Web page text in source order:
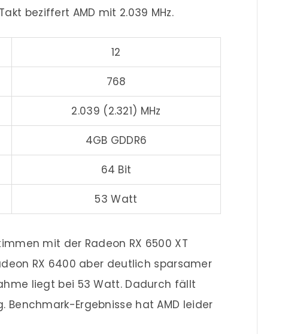
beziffert AMD mit 2.039 MHz.
12
768
2.039 (2.321) MHz
4GB GDDR6
64 Bit
53 Watt
mit der Radeon RX 6500 XT
RX 6400 aber deutlich sparsamer
liegt bei 53 Watt. Dadurch fällt
Benchmark-Ergebnisse hat AMD leider